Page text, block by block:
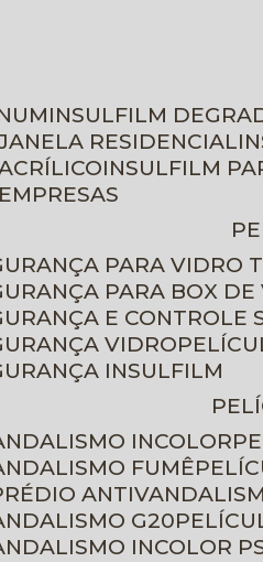
INSULFILM
RESIDENCIAL
INSULFILM
PARA VIDRO
PARA BOX
E CONTROLE
VIDRO
INSULFILM
INCOLOR
FUMÊ
G20
INCOLOR